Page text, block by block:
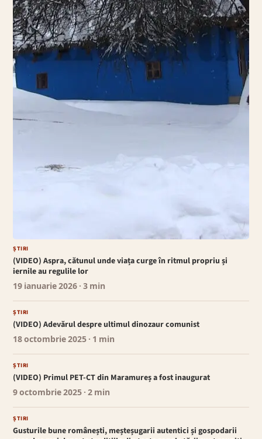
ȘTIRI
(VIDEO) Aspra, cătunul unde viața curge în ritmul propriu și
iernile au regulile lor
19 ianuarie 2026 · 3 min
ȘTIRI
(VIDEO) Adevărul despre ultimul dinozaur comunist
18 octombrie 2025 · 1 min
ȘTIRI
(VIDEO) Primul PET-CT din Maramureș a fost inaugurat
9 octombrie 2025 · 2 min
ȘTIRI
Gusturile bune românești, meșteșugarii autentici și gospodarii